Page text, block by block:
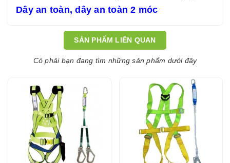
Dây an toàn,dây an toàn 2 móc
SẢN PHẨM LIÊN QUAN
Có phải bạn đang tìm những sản phẩm dưới đây